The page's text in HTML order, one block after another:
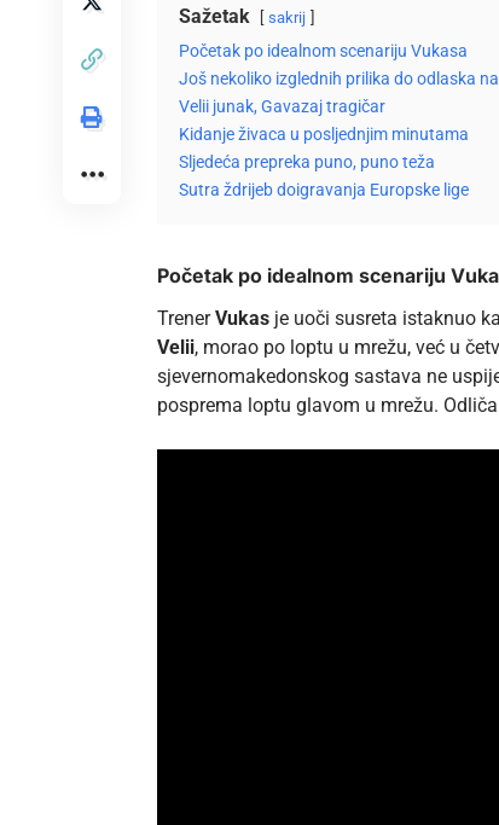
Sažetak sakrij
Početak po idealnom scenariju Vukasa
Još nekoliko izglednih prilika do odlaska
Velii junak, Gavazaj tragičar
Kidanje živaca u posljednjim minutama
Sljedeća prepreka puno, puno teža
Sutra ždrijeb doigravanja Europske lige
Početak po idealnom scenariju
TrenerVukas je uoči susreta istaknuo
Velii, morao po loptu u mrežu, već u
sjevernomakedonskog sastava ne
posprema loptu glavom u mrežu.